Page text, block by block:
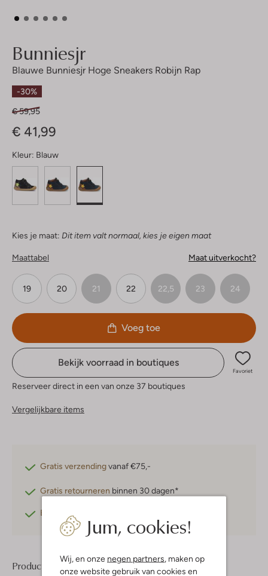
Jum, cookies!
Wij, en onze negen partners , maken op
onze website gebruik van cookies en
Bunniesjr
Blauwe Bunniesjr Hoge Sneakers Robijn Rap
-30%
€ 59,95
€ 41,99
Kleur: Blauw
Kies je maat: Dit item valt normaal, kies je eigen maat
Maattabel Maat uitverkocht?
19 20 21 22 22,5 23 24
Voeg toe
Bekijk voorraad in boutiques
Favoriet
Reserveer direct in een van onze 37 boutiques
Vergelijkbare items
Gratis verzendingvanaf €75,-
Gratis retourneren binnen 30 dagen*
Betaal achteraf
Product informatie